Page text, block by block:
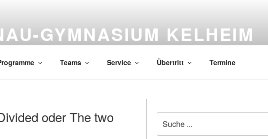
GYMNASIUM KELHEIM
Teams Service Übertritt Termine
oder The two